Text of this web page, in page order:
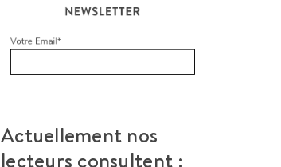
Actuellement nos
lecteurs consultent :